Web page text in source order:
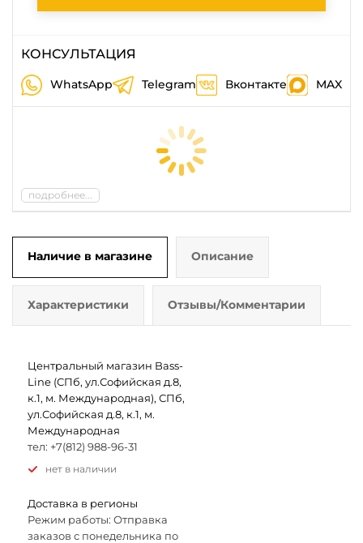
КОНСУЛЬТАЦИЯ
WhatsApp Telegram Вконтакте MAX
подробнее...
Наличие в магазине Описание
Характеристики Отзывы/Комментарии
Центральный магазин Bass-
Line (СПб, ул.Софийская д.8,
к.1, м. Международная), СПб,
ул.Софийская д.8, к.1, м.
Международная
тел: +7(812) 988-96-31
Нет в наличии
Доставка в регионы
Режим работы: Отправка
заказов с понедельника по